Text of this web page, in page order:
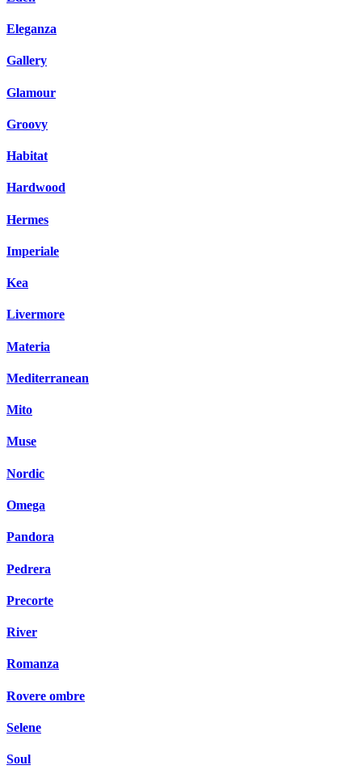
Eleganza
Gallery
Glamour
Groovy
Habitat
Hardwood
Hermes
Imperiale
Kea
Livermore
Materia
Mediterranean
Mito
Muse
Nordic
Omega
Pandora
Pedrera
Precorte
River
Romanza
Rovere ombre
Selene
Soul